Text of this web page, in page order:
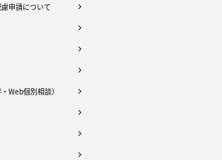
申請について
Web個別相談）